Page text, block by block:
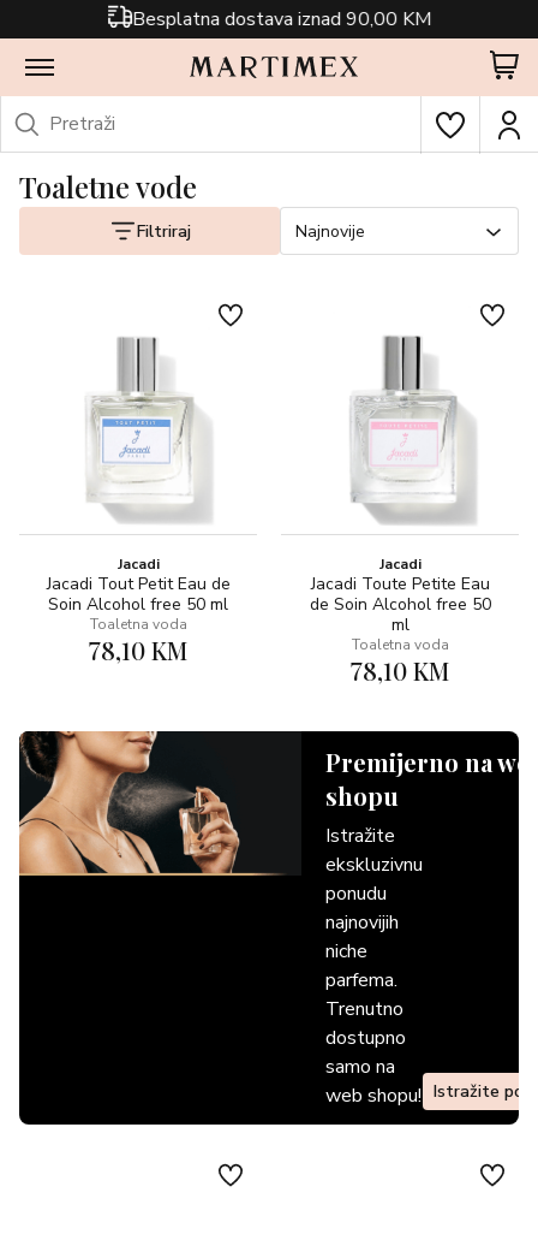
Besplatna dostava iznad 90,00 KM
Toaletne vode
Filtriraj Najnovije
Jacadi
Jacadi Tout Petit Eau de
Soin Alcohol free 50 ml
Toaletna voda
78,10 KM
Jacadi
Jacadi Toute Petite Eau
de Soin Alcohol free 50
ml
Toaletna voda
78,10 KM
Premijerno na
shopu
Istražite
ekskluzivnu
ponudu
najnovijih
niche
parfema.
Trenutno
dostupno
samo na
web shopu! Istražite